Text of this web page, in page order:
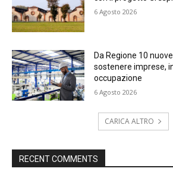
6 Agosto 2026
Da Regione 10
sostenere imprese,
occupazione
6 Agosto 2026
CARICA ALTRO
RECENT COMMENTS